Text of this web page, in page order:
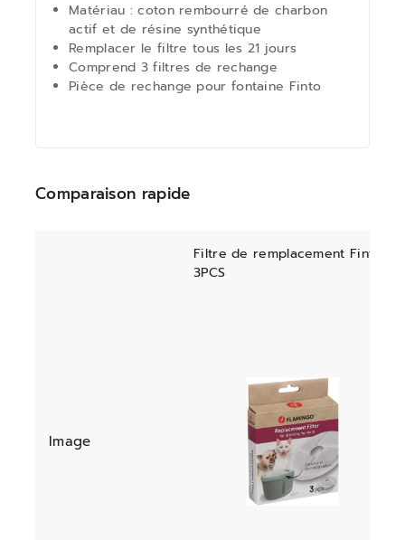
Matériau : coton rembourré de charbon
actif et de résine synthétique
Remplacer le filtre tous les 21 jours
Comprend 3 filtres de rechange
Pièce de rechange pour fontaine Finto
Comparaison rapide
Filtre de remplacement Finto
3PCS
Image